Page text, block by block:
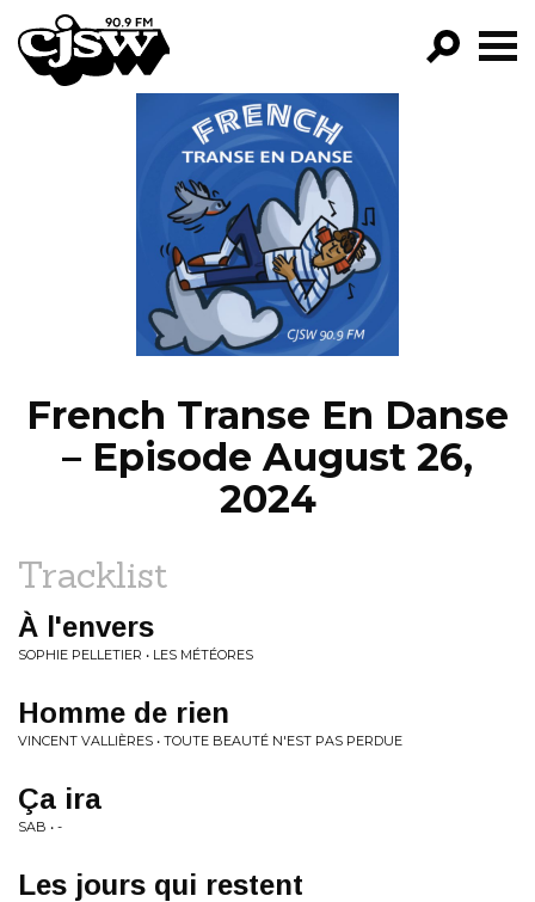
CJSW
PROGRAMS
EPISODES
NEWS
French Transe En Danse
– Episode August 26,
2024
Tracklist
À l'envers
SOPHIE PELLETIER • LES MÉTÉORES
Homme de rien
VINCENT VALLIÈRES • TOUTE BEAUTÉ N'EST PAS PERDUE
Ça ira
SAB • -
Les jours qui restent